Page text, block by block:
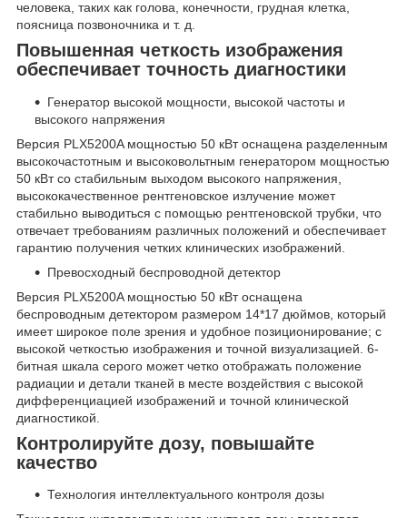
человека, таких как голова, конечности, грудная клетка,
поясница позвоночника и т. д.
Повышенная четкость изображения
обеспечивает точность диагностики
Генератор высокой мощности, высокой частоты и
высокого напряжения
Версия PLX5200A мощностью 50 кВт оснащена разделенным
высокочастотным и высоковольтным генератором мощностью
50 кВт со стабильным выходом высокого напряжения,
высококачественное рентгеновское излучение может
стабильно выводиться с помощью рентгеновской трубки, что
отвечает требованиям различных положений и обеспечивает
гарантию получения четких клинических изображений.
Превосходный беспроводной детектор
Версия PLX5200A мощностью 50 кВт оснащена
беспроводным детектором размером 14*17 дюймов, который
имеет широкое поле зрения и удобное позиционирование; с
высокой четкостью изображения и точной визуализацией. 6-
битная шкала серого может четко отображать положение
радиации и детали тканей в месте воздействия с высокой
дифференциацией изображений и точной клинической
диагностикой.
Контролируйте дозу, повышайте
качество
Технология интеллектуального контроля дозы